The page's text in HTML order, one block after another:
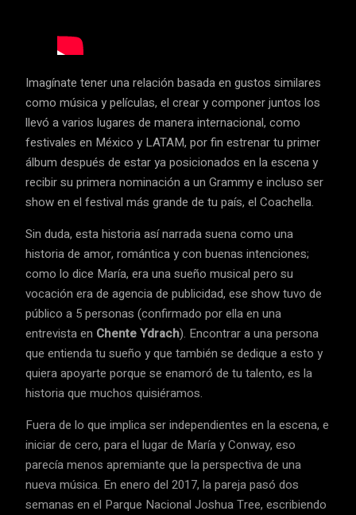
Imagínate tener una relación basada en gustos similares
como música y películas, el crear y componer juntos los
llevó a varios lugares de manera internacional, como
festivales en México y LATAM, por fin estrenar tu primer
álbum después de estar ya posicionados en la escena y
recibir su primera nominación a un Grammy e incluso ser
show en el festival más grande de tu país, el Coachella.
Sin duda, esta historia así narrada suena como una
historia de amor, romántica y con buenas intenciones;
como lo dice María, era una sueño musical pero su
vocación era de agencia de publicidad, ese show tuvo de
público a 5 personas (confirmado por ella en una
entrevista en Chente Ydrach). Encontrar a una persona
que entienda tu sueño y que también se dedique a esto y
quiera apoyarte porque se enamoró de tu talento, es la
historia que muchos quisiéramos.
Fuera de lo que implica ser independientes en la escena, e
iniciar de cero, para el lugar de María y Conway, eso
parecía menos apremiante que la perspectiva de una
nueva música. En enero del 2017, la pareja pasó dos
semanas en el Parque Nacional Joshua Tree, escribiendo